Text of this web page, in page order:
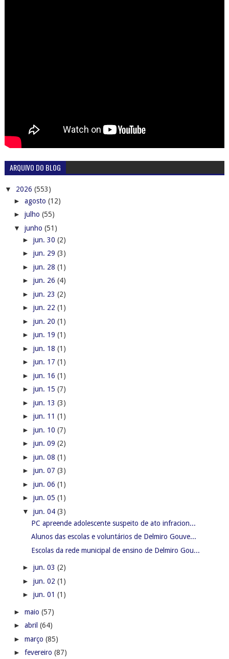
ARQUIVO DO BLOG
▼ 2026 (553)
► agosto (12)
► julho (55)
▼ junho (51)
► jun. 30 (2)
► jun. 29 (3)
► jun. 28 (1)
► jun. 26 (4)
► jun. 23 (2)
► jun. 22 (1)
► jun. 20 (1)
► jun. 19 (1)
► jun. 18 (1)
► jun. 17 (1)
► jun. 16 (1)
► jun. 15 (7)
► jun. 13 (3)
► jun. 11 (1)
► jun. 10 (7)
► jun. 09 (2)
► jun. 08 (1)
► jun. 07 (3)
► jun. 06 (1)
► jun. 05 (1)
▼ jun. 04 (3)
PC apreende adolescente suspeito de ato infracion...
Alunos das escolas e voluntários de Delmiro Gouve...
Escolas da rede municipal de ensino de Delmiro Gou...
► jun. 03 (2)
► jun. 02 (1)
► jun. 01 (1)
► maio (57)
► abril (64)
► março (85)
► fevereiro (87)